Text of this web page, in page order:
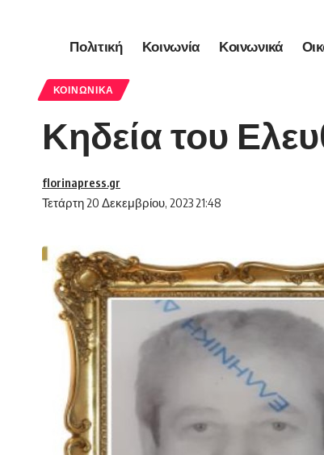
Πολιτική Κοινωνία Κοινωνικά
ΚΟΙΝΩΝΙΚΆ
Κηδεία του
Τετάρτη 20 Δεκεμβρίου, 2023 21:48
florinapress.gr